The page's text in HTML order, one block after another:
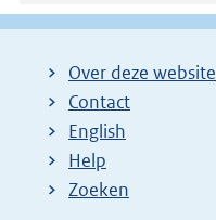
Over deze website
Contact
English
Help
Zoeken